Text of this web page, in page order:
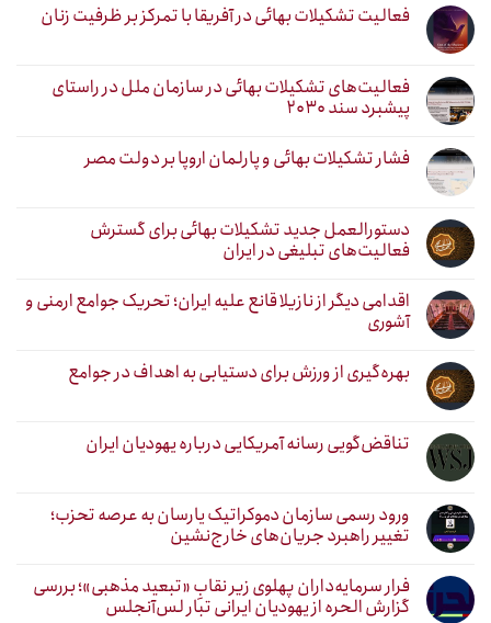
فعالیت تشکیلات بهائی در آفریقا با تمرکز بر ظرفیت زنان
فعالیت‌های تشکیلات بهائی در سازمان ملل در راستای
پیشبرد سند ۲۰۳۰
فشار تشکیلات بهائی و پارلمان اروپا بر دولت مصر
دستورالعمل جدید تشکیلات بهائی برای گسترش
فعالیت‌های تبلیغی در ایران
اقدامی دیگر از نازیلا قانع علیه ایران؛ تحریک جوامع ارمنی و
آشوری
بهره‌گیری از ورزش برای دستیابی به اهداف در جوامع
تناقض‌گویی رسانه آمریکایی درباره یهودیان ایران
ورود رسمی سازمان دموکراتیک یارسان به عرصه تحزب؛
تغییر راهبرد جریان‌های خارج‌نشین
فرار سرمایه‌داران پهلوی زیر نقابِ «تبعید مذهبی»؛ بررسی
گزارش الحره از یهودیان ایرانی تبار لس‌آنجلس